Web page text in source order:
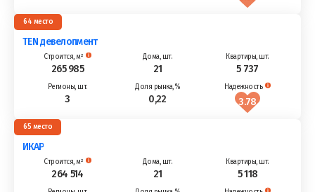
64
TEN девелопмент
265 985 21 5 737
3 0,22 3.78
65
ИКАР
264 514 21 5 118